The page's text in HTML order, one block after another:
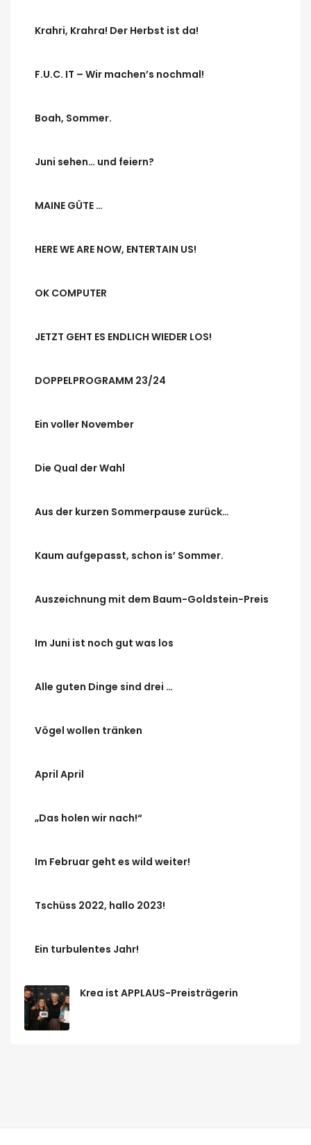
Krahri, Krahra! Der Herbst ist da!
F.U.C. IT – Wir machen’s nochmal!
Boah, Sommer.
Juni sehen… und feiern?
MAINE GÜTE …
HERE WE ARE NOW, ENTERTAIN US!
OK COMPUTER
JETZT GEHT ES ENDLICH WIEDER LOS!
DOPPELPROGRAMM 23/24
Ein voller November
Die Qual der Wahl
Aus der kurzen Sommerpause zurück…
Kaum aufgepasst, schon is’ Sommer.
Auszeichnung mit dem Baum-Goldstein-Preis
Im Juni ist noch gut was los
Alle guten Dinge sind drei …
Vögel wollen tränken
April April
„Das holen wir nach!“
Im Februar geht es wild weiter!
Tschüss 2022, hallo 2023!
Ein turbulentes Jahr!
Krea ist APPLAUS-Preisträgerin